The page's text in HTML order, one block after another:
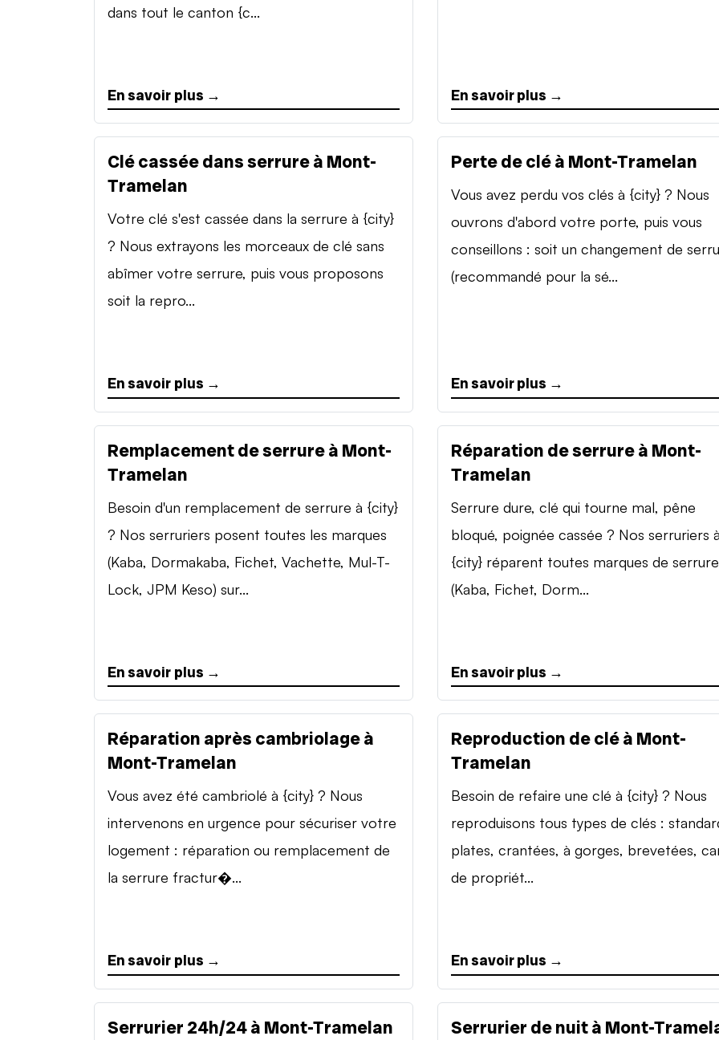
dans tout le canton {c...
En savoir plus → En savoir plus →
Clé cassée dans serrure à Mont-
Tramelan
Votre clé s'est cassée dans la serrure à {city}
? Nous extrayons les morceaux de clé sans
abîmer votre serrure, puis vous proposons
soit la repro...
En savoir plus →
Perte de clé à Mont-Tramelan
Vous avez perdu vos clés à {city} ? Nous
ouvrons d'abord votre porte, puis vous
conseillons : soit un changement de
(recommandé pour la sé...
En savoir plus →
Remplacement de serrure à Mont-
Tramelan
Besoin d'un remplacement de serrure à {city}
? Nos serruriers posent toutes les marques
(Kaba, Dormakaba, Fichet, Vachette, Mul-T-
Lock, JPM Keso) sur...
En savoir plus →
Réparation de serrure à Mont-
Tramelan
Serrure dure, clé qui tourne mal, pêne
bloqué, poignée cassée ? Nos serruriers
{city} réparent toutes marques de
(Kaba, Fichet, Dorm...
En savoir plus →
Réparation après cambriolage à
Mont-Tramelan
Vous avez été cambriolé à {city} ? Nous
intervenons en urgence pour sécuriser votre
logement : réparation ou remplacement de
la serrure fractur�...
En savoir plus →
Reproduction de clé à Mont-
Tramelan
Besoin de refaire une clé à {city} ? Nous
reproduisons tous types de clés :
plates, crantées, à gorges, brevetées,
de propriét...
En savoir plus →
Serrurier 24h/24 à Mont-Tramelan Serrurier de nuit à Mont-